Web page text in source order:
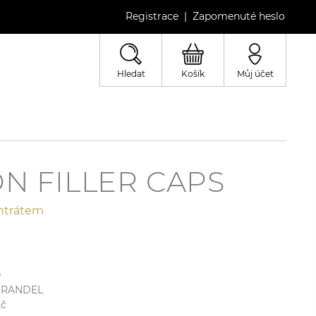
Registrace | Zapomenuté heslo
Hledat Košík Můj účet
FILLER CAPS